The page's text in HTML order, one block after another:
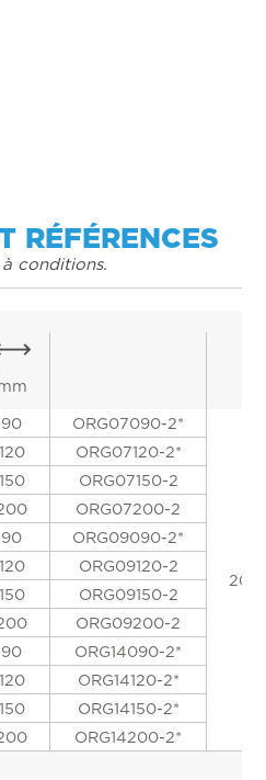
RÉFÉRENCES
conditions.
90
120
150
90
120
150
90
120
150
ORG07090-2*
ORG07120-2*
ORG07150-2
ORG07200-2
ORG09090-2*
ORG09120-2
ORG09150-2
ORG09200-2
ORG14090-2*
ORG14120-2*
ORG14150-2*
ORG14200-2*
20